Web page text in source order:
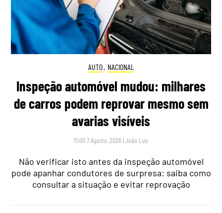
AUTO, NACIONAL
Inspeção automóvel mudou: milhares
de carros podem reprovar mesmo sem
avarias visíveis
11:00 7 Agosto, 2026 |João Luís
Não verificar isto antes da inspeção automóvel
pode apanhar condutores de surpresa: saiba como
consultar a situação e evitar reprovação